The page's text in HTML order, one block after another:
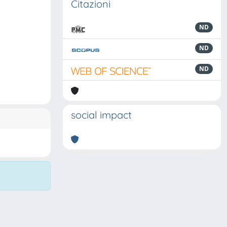
Citazioni
ND
ND
ND
social impact